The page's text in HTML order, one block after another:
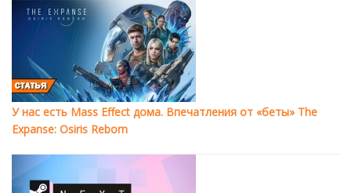
У нас есть Mass Effect дома. Впечатления от «беты» The
Expanse: Osiris Reborn